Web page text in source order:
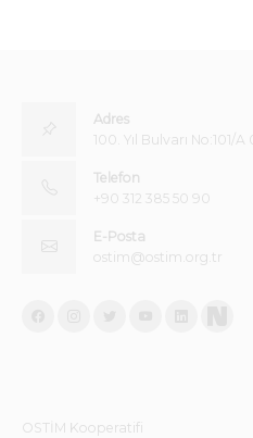
Adres
100. Yıl Bulvarı No:101/
Telefon
+90 312 385 50 90
E-Posta
ostim@ostim.org.tr
OSTİM Kooperatifi